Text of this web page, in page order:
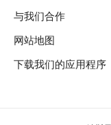
与我们合作
网站地图
下载我们的应用程序